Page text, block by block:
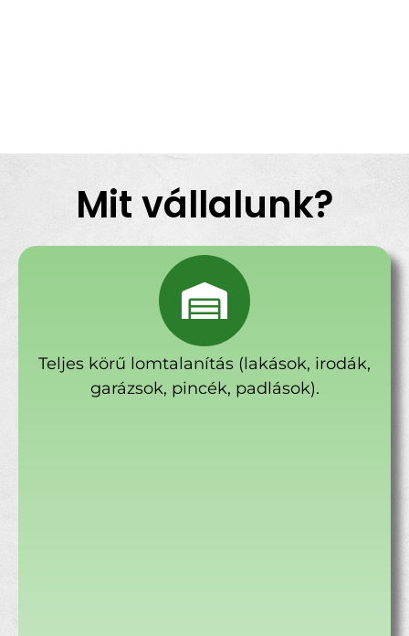
Mit vállalunk?
Teljes körű lomtalanítás (lakások, irodák,
garázsok, pincék, padlások).